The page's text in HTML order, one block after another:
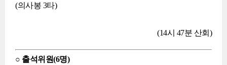
(의사봉 3타)
(14시 47분 산회)
○ 출석위원(6명)